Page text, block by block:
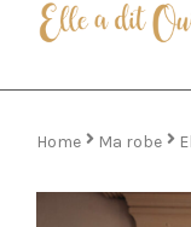
Home Ma robe